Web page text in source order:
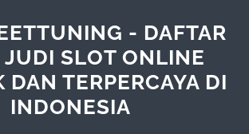
- DAFTAR
JUDI SLOT ONLINE
DAN TERPERCAYA DI
INDONESIA